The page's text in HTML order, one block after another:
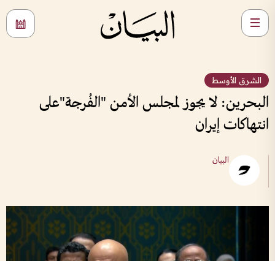
الشرق الأوسط
البحرين: لا يجوز لمجلس الأمن "الفُرجة"على
انتهاكات إيران
البيان